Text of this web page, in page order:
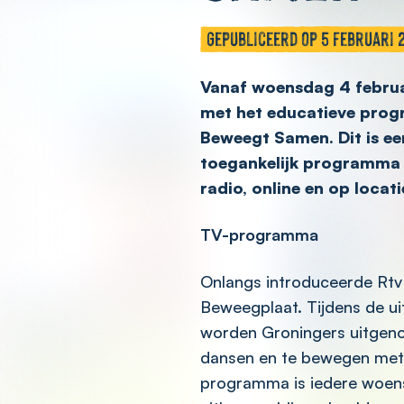
Gepubliceerd op 5 februari
Vanaf woensdag 4
met het educatieve
Beweegt Samen. Dit is
toegankelijk
radio, online en op
TV-programma
Onlangs introduceerde
Beweegplaat. Tijdens de
worden Groningers
dansen en te bewegen
programma is iedere